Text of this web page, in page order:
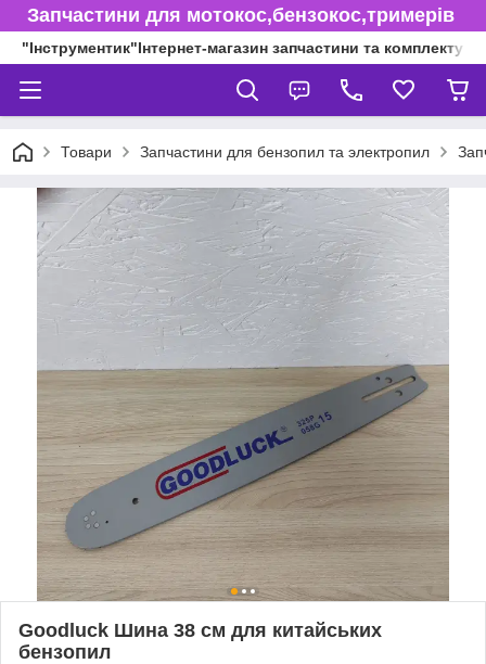
Запчастини для мотокос,бензокос,тримерів
"Інструментик"Інтернет-магазин запчастини та
Товари Запчастини для бензопил та электропил
Goodluck Шина 38 см для китайських
бензопил